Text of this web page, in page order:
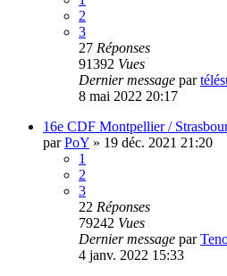
2
3
27 Réponses
91392 Vues
Dernier message par
8 mai 2022 20:17
16e CDF Montpellier /
parPoY » 19 déc. 2021 21:20
1
2
3
22 Réponses
79242 Vues
Dernier message par
4 janv. 2022 15:33